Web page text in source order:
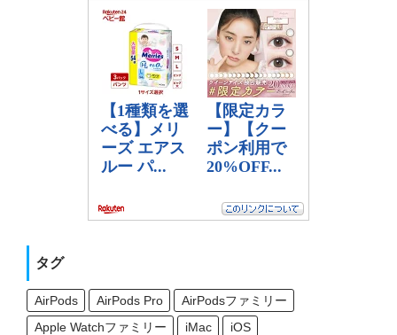
タグ
AirPods AirPods Pro
AirPodsファミリー
Apple Watchファミリー
iMac
iOS